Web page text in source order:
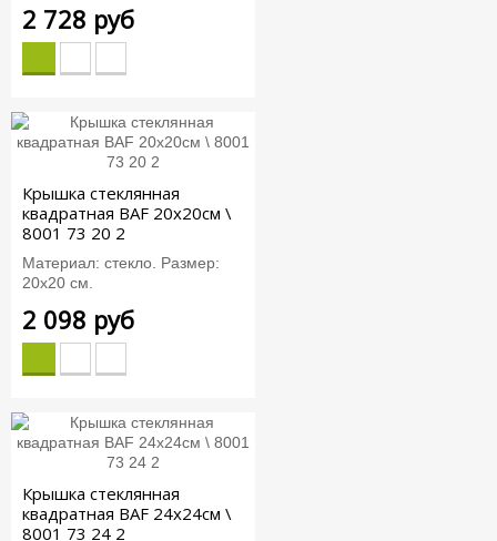
2 728 руб
Крышка стеклянная
квадратная BAF 20x20см \
8001 73 20 2
Материал: стекло. Размер:
20х20 см.
2 098 руб
Крышка стеклянная
квадратная BAF 24x24см \
8001 73 24 2